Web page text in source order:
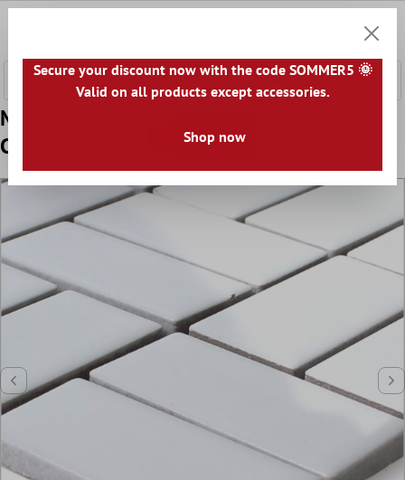
Model din Plăci De Mozaic Ceramică
Cristianos Alb Strălucitor
Secure your discount now with the code SOMMER5 🌞
Valid on all products except accessories.
Shop now